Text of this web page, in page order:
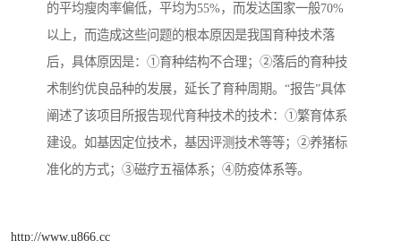
的平均瘦肉率偏低，平均为55%，而发达国家一般70%
以上，而造成这些问题的根本原因是我国育种技术落
后，具体原因是：①育种结构不合理；②落后的育种技
术制约优良品种的发展，延长了育种周期。“报告”具体
阐述了该项目所报告现代育种技术的技术：①繁育体系
建设。如基因定位技术，基因评测技术等等；②养猪标
准化的方式；③磁疗五福体系；④防疫体系等。
http://www.u866.cc